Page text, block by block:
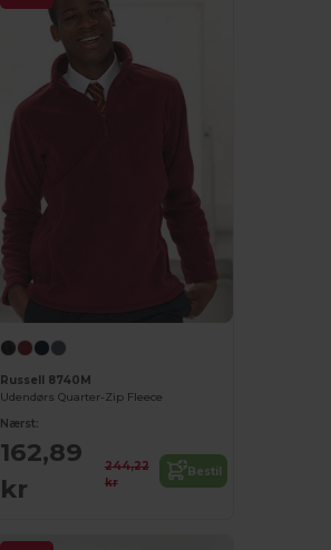
Russell 8740M
Udendørs Quarter-Zip Fleece
Nærst:
162,89
kr
244,22
kr
Bestil